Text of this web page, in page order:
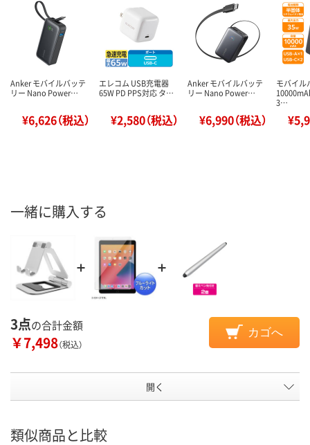
Anker モバイルバッテ
リー Nano Power…
¥6,626（税込）
エレコム USB充電器
65W PD PPS対応 タ…
¥2,580（税込）
Anker モバイルバッテ
リー Nano Power…
¥6,990（税込）
モバイル
3…
一緒に購入する
3点の合計金額
￥7,498（税込）
カゴへ
開く
類似商品と比較